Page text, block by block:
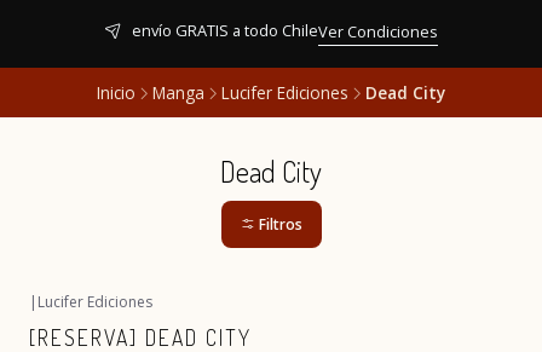
envío GRATIS a todo ChileVer Condiciones
Inicio Manga Lucifer Ediciones Dead City
Dead City
Filtros
| Lucifer Ediciones
[RESERVA] DEAD CITY